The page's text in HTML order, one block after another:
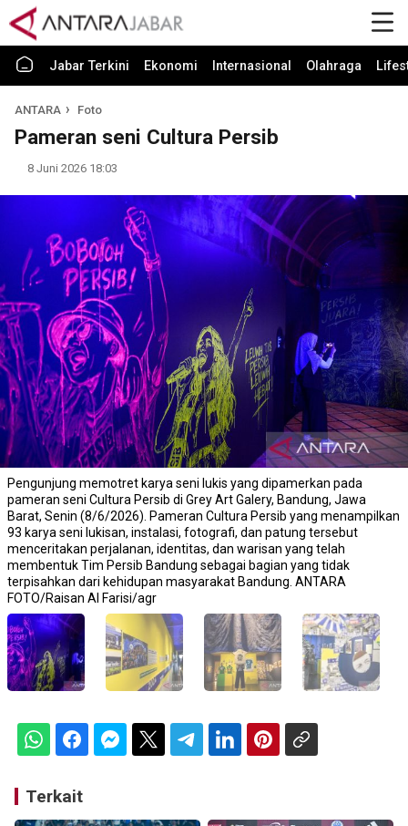
Jabar Terkini Ekonomi Internasional Olahraga
ANTARA Foto
Pameran seni Cultura Persib
8 Juni 2026 18:03
Pengunjung memotret karya seni lukis yang dipamerkan pada
pameran seni Cultura Persib di Grey Art Galery, Bandung, Jawa
Barat, Senin (8/6/2026). Pameran Cultura Persib yang menampilkan
93 karya seni lukisan, instalasi, fotografi, dan patung tersebut
menceritakan perjalanan, identitas, dan warisan yang telah
membentuk Tim Persib Bandung sebagai bagian yang tidak
terpisahkan dari kehidupan masyarakat Bandung. ANTARA
FOTO/Raisan Al Farisi/agr
Terkait